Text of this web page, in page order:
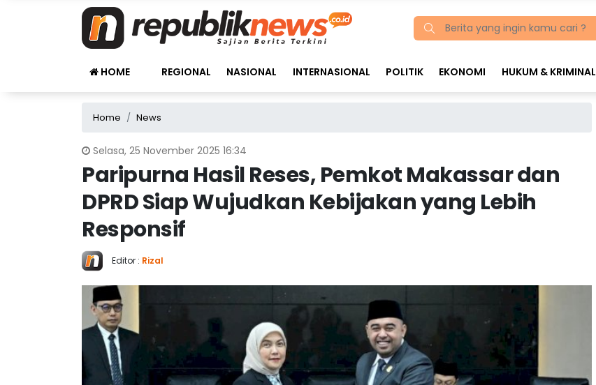
HOME REGIONAL NASIONAL INTERNASIONAL POLITIK EKONOMI HUKUM & KRIMINAL
Home News
Selasa, 25 November 2025 16:34
Paripurna Hasil Reses, Pemkot Makassar dan
DPRD Siap Wujudkan Kebijakan yang Lebih
Responsif
Editor : Rizal